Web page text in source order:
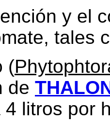
y el
tales
(
de
litros por